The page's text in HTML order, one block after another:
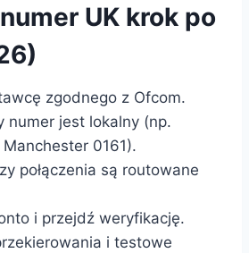
UK krok po
zgodnego z Ofcom.
numer jest lokalny (np.
0161).
połączenia są routowane
i przejdź weryfikację.
i testowe